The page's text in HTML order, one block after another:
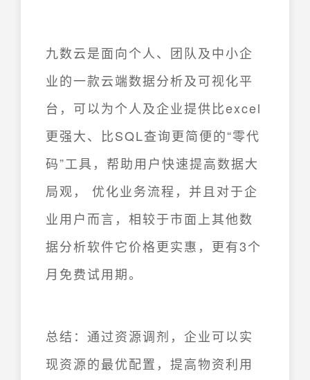
九数云是面向个人、团队及中小企
业的一款云端数据分析及可视化平
台，可以为个人及企业提供比excel
更强大、比SQL查询更简便的“零代
码”工具，帮助用户快速提高数据大
局观， 优化业务流程，并且对于企
业用户而言，相较于市面上其他数
据分析软件它价格更实惠，更有3个
月免费试用期。
总结：通过资源调剂，企业可以实
现资源的最优配置，提高物资利用